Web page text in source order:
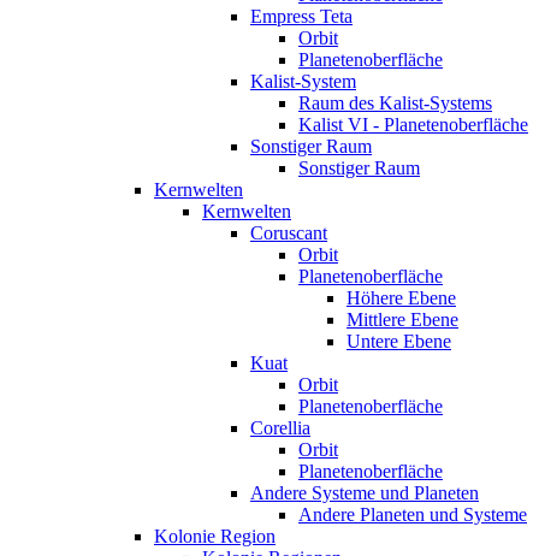
Empress Teta
Orbit
Planetenoberfläche
Kalist-System
Raum des Kalist-Systems
Kalist VI - Planetenoberfläche
Sonstiger Raum
Sonstiger Raum
Kernwelten
Kernwelten
Coruscant
Orbit
Planetenoberfläche
Höhere Ebene
Mittlere Ebene
Untere Ebene
Kuat
Orbit
Planetenoberfläche
Corellia
Orbit
Planetenoberfläche
Andere Systeme und Planeten
Andere Planeten und Systeme
Kolonie Region